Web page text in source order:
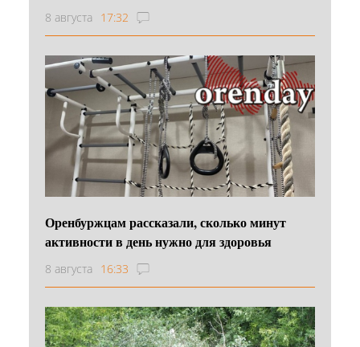
8 августа 17:32
Оренбуржцам рассказали, сколько минут
активности в день нужно для здоровья
8 августа 16:33